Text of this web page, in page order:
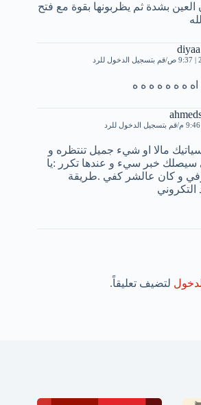
بشدة ثم يظربونها بقوة مع فتح
قم بتسجيل الدخول للرد
اه ه ه ه ه ه ه ه
قم بتسجيل الدخول للرد
مالا او شيء جميل تنتظره و
سيصلك خبر سيء و عندها تكرر :يا
و كان عالشر كفي .طريقة
لتضيف تعليقاً.